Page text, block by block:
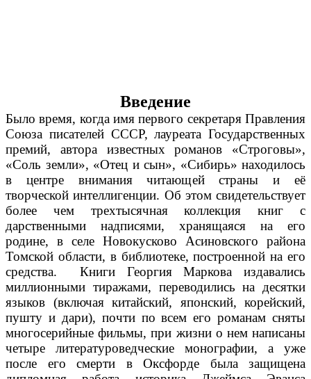
Введение
Было время, когда имя первого секретаря Правления
Союза писателей СССР, лауреата Государственных
премий, автора известных романов «Строговы»,
«Соль земли», «Отец и сын», «Сибирь» находилось
в центре внимания читающей страны и её
творческой интеллигенции. Об этом свидетельствует
более чем трехтысячная коллекция книг с
дарственными надписями, хранящаяся на его
родине, в селе Новокусково Асиновского района
Томской области, в библиотеке, построенной на его
средства. Книги Георгия Маркова издавались
миллионными тиражами, переводились на десятки
языков (включая китайский, японский, корейский,
пушту и дари), почти по всем его романам сняты
многосерийные фильмы, при жизни о нем написаны
четыре литературоведческие монографии, а уже
после его смерти в Оксфорде была защищена